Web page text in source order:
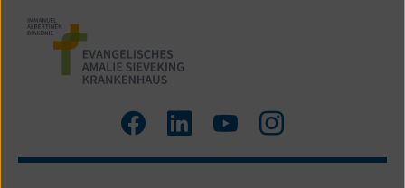
Zum
Facebook
Zum
LinkedIn
Zum
YouTube
Zum
Instagram